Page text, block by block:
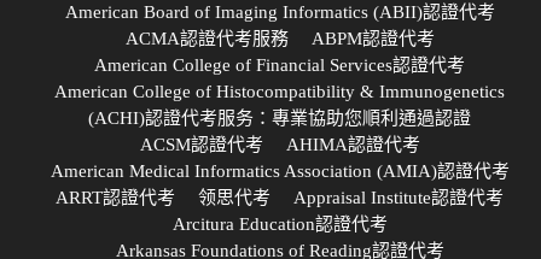
American Board of Imaging Informatics (ABII)認證代考
ACMA認證代考服務
ABPM認證代考
American College of Financial Services認證代考
American College of Histocompatibility & Immunogenetics
(ACHI)認證代考服务：專業協助您順利通過認證
ACSM認證代考
AHIMA認證代考
American Medical Informatics Association (AMIA)認證代考
ARRT認證代考
领思代考
Appraisal Institute認證代考
Arcitura Education認證代考
Arkansas Foundations of Reading認證代考